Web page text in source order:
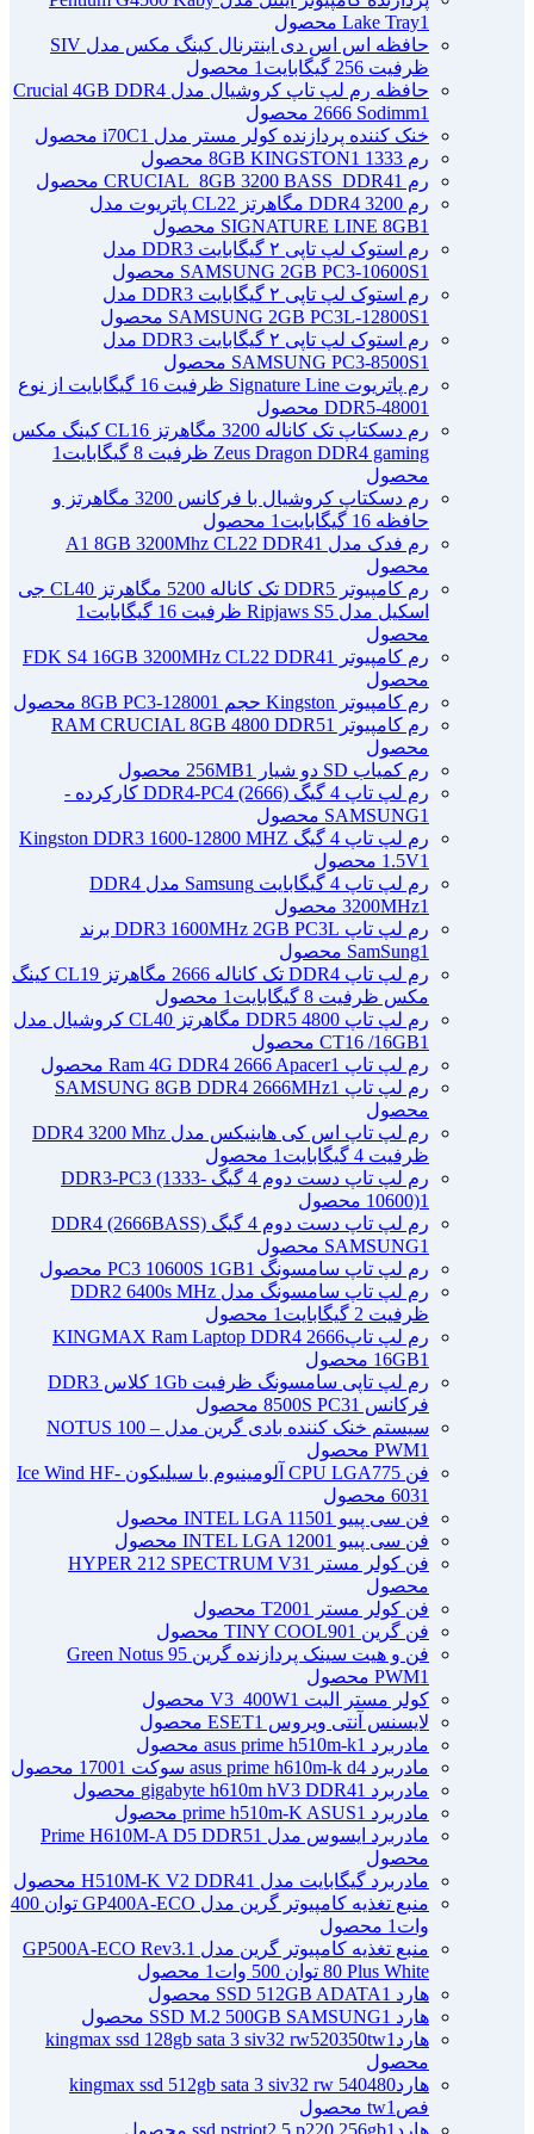
Lake Tray1 محصول
حافظه اس اس دی اینترنال کینگ مکس مدل SIV
ظرفیت 256 گیگابایت
1 محصول
حافظه رم لپ تاپ کروشیال مدل Crucial 4GB DDR4
2666 Sodimm1 محصول
خنک کننده پردازنده کولر مستر مدل i70C 1 محصول
رم 1333 8GB KINGSTON
1 محصول
رم CRUCIAL_8GB 3200 BASS_DDR4 1 محصول
رم DDR4 3200 مگاهرتز CL22 پاتریوت مدل
SIGNATURE LINE 8GB1 محصول
رم استوک لپ تاپی ۲ گیگابایت DDR3 مدل
SAMSUNG 2GB PC3-10600S1 محصول
رم استوک لپ تاپی ۲ گیگابایت DDR3 مدل
SAMSUNG 2GB PC3L-12800S1 محصول
رم استوک لپ تاپی ۲ گیگابایت DDR3 مدل
SAMSUNG PC3-8500S1 محصول
رم پاتریوت Signature Line ظرفیت 16 گیگابایت از نوع
DDR5-48001 محصول
رم دسکتاپ تک کاناله 3200 مگاهرتز CL16 کینگ مکس
Zeus Dragon DDR4 gaming ظرفیت 8 گیگابایت
1
محصول
رم دسکتاپ کروشیال با فرکانس 3200 مگاهرتز و
حافظه 16 گیگابایت
1 محصول
رم فدک مدل A1 8GB 3200Mhz CL22 DDR4 1
محصول
رم کامپیوتر DDR5 تک کاناله 5200 مگاهرتز CL40 جی
اسکیل مدل Ripjaws S5 ظرفیت 16 گیگابایت
1
محصول
رم کامپیوتر FDK S4 16GB 3200MHz CL22 DDR4
1
محصول
رم کامپیوتر Kingston حجم 8GB PC3-12800
1 محصول
رم کامپیوتر RAM CRUCIAL 8GB 4800 DDR5
1
محصول
رم کمیاب SD دو شیار 256MB
1 محصول
رم لپ تاپ 4 گیگ DDR4-PC4 (2666) کارکرده -
SAMSUNG1 محصول
رم لپ تاپ 4 گیگ Kingston DDR3 1600-12800 MHZ
1.5V1 محصول
رم لپ تاپ 4 گیگابایت Samsung مدل DDR4
3200MHz1 محصول
رم لپ تاپ DDR3 1600MHz 2GB PC3L برند
SamSung1 محصول
رم لپ تاپ DDR4 تک کاناله 2666 مگاهرتز CL19 کینگ
مکس ظرفیت 8 گیگابایت
1 محصول
رم لپ تاپ DDR5 4800 مگاهرتز CL40 کروشیال مدل
CT16 /16GB1 محصول
رم لپ تاپ Ram 4G DDR4 2666 Apacer 1 محصول
رم لپ تاپ SAMSUNG 8GB DDR4 2666MHz 1
محصول
رم لپ تاپ اس کی هاینیکس مدل DDR4 3200 Mhz
ظرفیت 4 گیگابایت
1 محصول
رم لپ تاپ دست دوم 4 گیگ DDR3-PC3 (1333-
10600)1 محصول
رم لپ تاپ دست دوم 4 گیگ DDR4 (2666BASS)
SAMSUNG1 محصول
رم لپ تاپ سامسونگ PC3 10600S 1GB 1 محصول
رم لپ تاپ سامسونگ مدل DDR2 6400s MHz
ظرفیت 2 گیگابایت
1 محصول
رم لپ تاپ2666 KINGMAX Ram Laptop DDR4
16GB1 محصول
رم لپ تاپی سامسونگ ظرفیت 1Gb کلاس DDR3
فرکانس 8500S PC3 1 محصول
سیستم خنک کننده بادی گرین مدل NOTUS 100 –
PWM1 محصول
فن CPU LGA775 آلومینیوم با سیلیکون Ice Wind HF-
6031 محصول
فن سی پییو INTEL LGA 1150 1 محصول
فن سی پییو INTEL LGA 1200 1 محصول
فن کولر مستر HYPER 212 SPECTRUM V3
1
محصول
فن کولر مستر T200
1 محصول
فن گرین TINY COOL90 1 محصول
فن و هیت سینک پردازنده گرین Green Notus 95
PWM1 محصول
کولر مستر الیت V3_400W 1 محصول
لایسنس آنتی ویروس ESET 1 محصول
مادربرد asus prime h510m-k 1 محصول
مادربرد asus prime h610m-k d4 سوکت 1700
1 محصول
مادربرد gigabyte h610m hV3 DDR4 1 محصول
مادربرد prime h510m-K ASUS 1 محصول
مادربرد ایسوس مدل Prime H610M-A D5 DDR5 1
محصول
مادربرد گیگابایت مدل H510M-K V2 DDR4 1 محصول
منبع تغذیه کامپیوتر گرین مدل GP400A-ECO توان 400
وات 1 محصول
منبع تغذیه کامپیوتر گرین مدل GP500A-ECO Rev3.1
80 Plus White توان 500 وات
1 محصول
هارد SSD 512GB ADATA 1 محصول
هارد SSD M.2 500GB SAMSUNG 1 محصول
هاردkingmax ssd 128gb sata 3 siv32 rw520350tw 1
محصول
هاردkingmax ssd 512gb sata 3 siv32 rw 540480
فصtw 1 محصول
هاردssd pstriot2.5 p220 256gb 1 محصول